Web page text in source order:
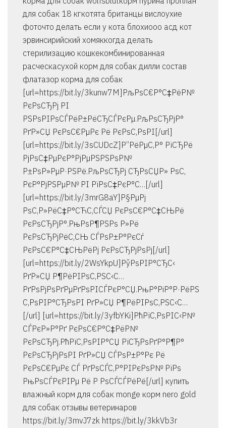
для собак 18 кгкотята британцы вислоухие
фоточто делать если у кота блохиооо асд кот
эрвинсирийский хомяккогда делать
стерилизацию кошкекомбинированная
расческасухой корм для собак дилли состав
флатазор корма для собак
[url=https://bit.ly/3kunw7M]РљРѕС€Р°С‡РёР№
РєРѕСЂРј РІ
РЅРѕРІРѕСЃРёР±РёСЂСЃРєРµ.РљРѕСЂРјР°
РґР»СЏ РєРѕС€РµРє Рё РєРѕС‚РѕРІ[/url]
[url=https://bit.ly/3sCUDcZ]Р”РёРµС‚Р° РїСЂРё
РјРѕС‡РµРєР°РјРµРЅРЅРѕР№
Р±РѕР»РµР·РЅРё.РљРѕСЂРј СЂРѕСЏР» РѕС‚
РєР°РјРЅРµР№ РІ РїРѕС‡РєР°С…[/url]
[url=https://bit.ly/3mrG8aY]Р§РµРј
РѕС‚Р»РёС‡Р°СЋС‚СЃСЏ РєРѕС€Р°С‡СЊРё
РєРѕСЂРјР°.РњРѕР¶РЅРѕ Р»Рё
РєРѕСЂРјРёС‚СЊ СЃРѕР±Р°РєСѓ
РєРѕС€Р°С‡СЊРёРј РєРѕСЂРјРѕРј[/url]
[url=https://bit.ly/2WsYkpU]РўРѕРІР°СЂС‹
РґР»СЏ Р¶РёРІРѕС‚РЅС‹С…
РґРѕРјРѕРґРµРґРѕРІСЃРєР°СЏ.РњР°РіР°Р·РёРЅ
С‚РѕРІР°СЂРѕРІ РґР»СЏ Р¶РёРІРѕС‚РЅС‹С…
[/url] [url=https://bit.ly/3yfbYKi]РћРїС‚РѕРІС‹Р№
СЃРєР»Р°Рґ РєРѕС€Р°С‡РёР№
РєРѕСЂРј.РћРїС‚РѕРІР°СЏ РїСЂРѕРґР°Р¶Р°
РєРѕСЂРјРѕРІ РґР»СЏ СЃРѕР±Р°Рє Рё
РєРѕС€РµРє СЃ РґРѕСЃС‚Р°РІРєРѕР№ РїРѕ
РњРѕСЃРєРІРµ Рё Р РѕСЃСЃРёРё[/url] купить
влажный корм для собак monge корм nero gold
для собак отзывы ветеринаров
https://bit.ly/3mvJ7zk https://bit.ly/3kkVb3r